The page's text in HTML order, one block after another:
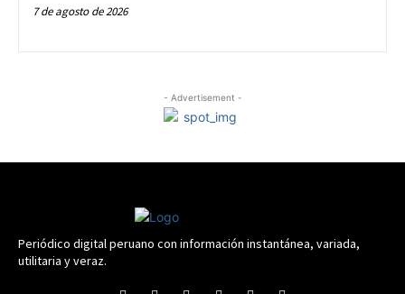
7 de agosto de 2026
- Advertisement -
Periódico digital peruano con información instantánea, variada,
utilitaria y veraz.